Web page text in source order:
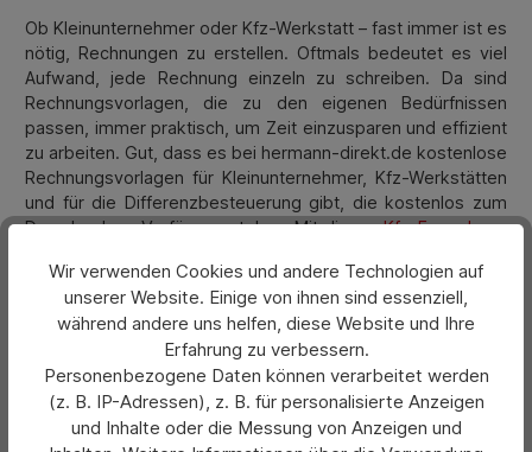
Ob Kleinunternehmer oder Kfz-Werkstatt – fast immer ist es
nötig, Rechnungen zu erstellen. Oftmals bedeutet es viel
Aufwand, jede Rechnung einzeln zu schreiben. Da sind
Rechnungsvorlagen, die zu den eigenen Bedürfnissen
passen, immer praktisch, um Zeit einzusparen und effizient
zu arbeiten. Gut, dass es bei hermann-direkt.de kostenlose
Rechnungsvorlagen für Kleinunternehmer, Kfz-Werkstätten
und für die Differenzbesteuerung gibt, die kostenlos zum
Download zur Verfügung stehen. Mit diesenKfz-Formularen
Kostenlose Rechnungsvorlagen speziell für
Kleinunternehmer
Die Kleinunternehmerregelung dient dazu, kleinere
Unternehmen mit einem jährlichen Umsatz von weniger als
22.000 EUR zu unterstützen. Es muss keine Umsatzsteuer
abgeführt werden, was den steuerlichen
Wir verwenden Cookies und andere Technologien auf
unserer Website. Einige von ihnen sind essenziell,
während andere uns helfen, diese Website und Ihre
Erfahrung zu verbessern.
Personenbezogene Daten können verarbeitet werden
(z. B. IP-Adressen), z. B. für personalisierte Anzeigen
und Inhalte oder die Messung von Anzeigen und